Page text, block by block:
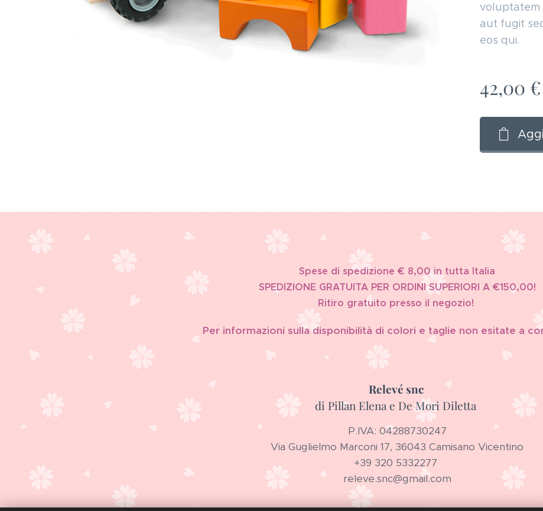
voluptatem
aut fugit
eos qui.
42,00 €
Spese di spedizione € 8,00 in tutta Italia
SPEDIZIONE GRATUITA PER ORDINI SUPERIORI A €150,00!
Ritiro gratuito presso il negozio!
Per informazioni sulla disponibilità di colori e taglie non esitate a
Relevé snc
di Pillan Elena e De Mori Diletta
P.IVA: 04288730247
Via Guglielmo Marconi 17, 36043 Camisano Vicentino
+39 320 5332277
releve.snc@gmail.com